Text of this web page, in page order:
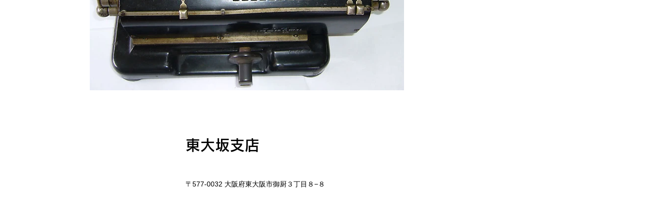
東大坂支店
〒577-0032 大阪府東大阪市御厨３丁目８−８